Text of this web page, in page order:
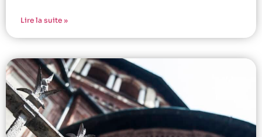
Lire la suite »